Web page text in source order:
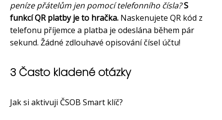
peníze přátelům jen pomocí telefonního čísla?S
funkcí QR platby je to hračka. Naskenujete QR kód z
telefonu příjemce a platba je odeslána během pár
sekund. Žádné zdlouhavé opisování čísel účtu!
3 Často kladené otázky
Jak si aktivuji ČSOB Smart klíč?